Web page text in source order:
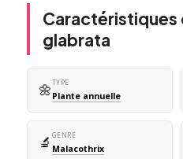
Caractéristiques
glabrata
🌼TYPE
Plante annuelle
🔬 GENRE
Malacothrix